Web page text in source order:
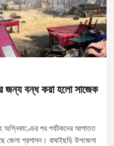
জন্য বন্ধ করা হলো সাজেক
অগ্নিকাণ্ডের পর পর্যটকদের আপাতত
জেলা প্রশাসন। বাঘাইছড়ি উপজেলা